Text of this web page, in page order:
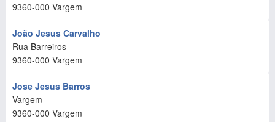
9360-000 Vargem
João Jesus Carvalho
Rua Barreiros
9360-000 Vargem
Jose Jesus Barros
Vargem
9360-000 Vargem